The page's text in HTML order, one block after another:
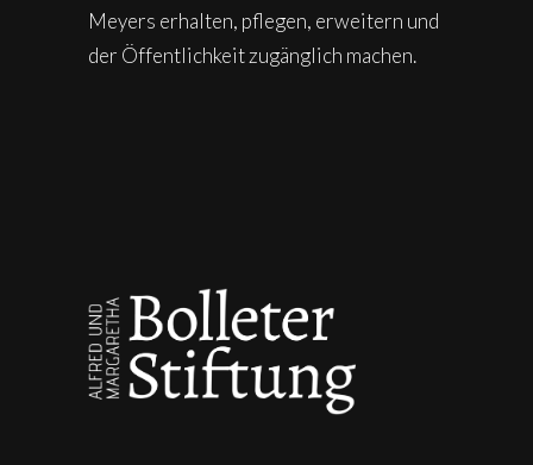
Meyers erhalten, pflegen, erweitern und
der Öffentlichkeit zugänglich machen.